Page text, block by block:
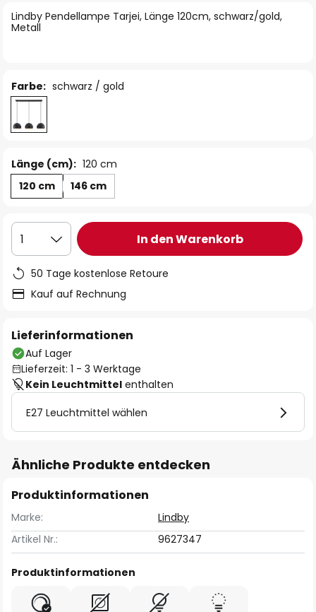
Lindby Pendellampe Tarjei, Länge 120cm, schwarz/gold,
Metall
Farbe: schwarz / gold
Länge (cm): 120 cm
120 cm
146 cm
1 In den Warenkorb
50 Tage kostenlose Retoure
Kauf auf Rechnung
Lieferinformationen
Auf Lager
Lieferzeit: 1 - 3 Werktage
Kein Leuchtmittel enthalten
E27 Leuchtmittel wählen
Ähnliche Produkte entdecken
Produktinformationen
Marke:
Lindby
Artikel Nr.:
9627347
Produktinformationen